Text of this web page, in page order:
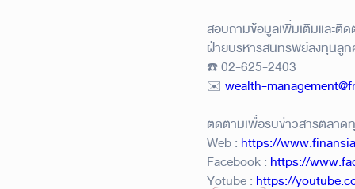
สอบถามข้อมูลเพิ่มเติมและติ
ฝ่ายบริหารสินทรัพย์ลงทุนลูก
☎️ 02-625-2403
✉️ wealth-
ติดตามเพื่อรับข่าวสารตลาด
Web : https://
Facebook : https://
Yotube : https://